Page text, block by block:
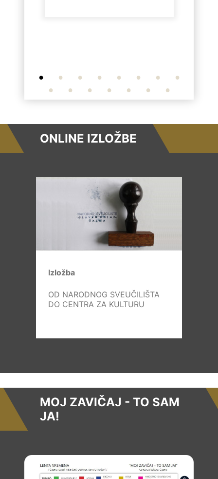
ONLINE IZLOŽBE
Izložba
OD NARODNOG SVEUČILIŠTA
DO CENTRA ZA KULTURU
MOJ ZAVIČAJ - TO SAM
JA!